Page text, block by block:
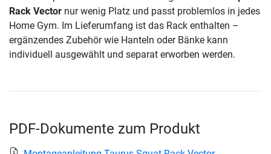
Rack Vector nur wenig Platz und passt problemlos in jedes
Home Gym. Im Lieferumfang ist das Rack enthalten –
ergänzendes Zubehör wie Hanteln oder Bänke kann
individuell ausgewählt und separat erworben werden.
PDF-Dokumente zum Produkt